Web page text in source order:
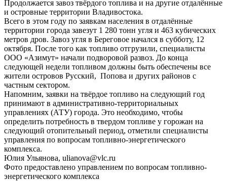
Продолжается завоз твёрдого топлива и на другие отдалённые
и островные территории Владивостока.
Всего в этом году по заявкам населения в отдалённые
территории города завезут 1 280 тонн угля и 463 кубических
метров дров. Завоз угля в Береговое начался в субботу, 12
октября. После того как топливо отгрузили, специалисты
ООО «Азимут» начали подворовой развоз. До конца
следующей недели топливом должны быть обеспечены все
жители островов Русский, Попова и других районов с
частным сектором.
Напомним, заявки на твёрдое топливо на следующий год
принимают в административно-территориальных
управлениях (АТУ) города. Это необходимо, чтобы
определить потребность в твердом топливе у горожан на
следующий отопительный период, отметили специалисты
управления по вопросам топливно-энергетического
комплекса.
Юлия Ульянова, ulianova@vlc.ru
Фото предоставлено управлением по вопросам топливно-
энергетического комплекса